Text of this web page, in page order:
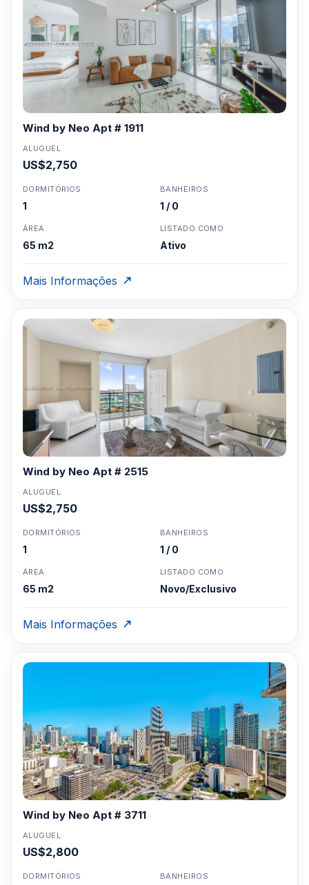
Wind by Neo Apt # 1911
ALUGUEL
US$2,750
DORMITÓRIOS
1
BANHEIROS
1 / 0
ÁREA
65 m2
LISTADO COMO
Ativo
Mais Informações
Wind by Neo Apt # 2515
ALUGUEL
US$2,750
DORMITÓRIOS
1
BANHEIROS
1 / 0
ÁREA
65 m2
LISTADO COMO
Novo/Exclusivo
Mais Informações
Wind by Neo Apt # 3711
ALUGUEL
US$2,800
DORMITÓRIOS BANHEIROS